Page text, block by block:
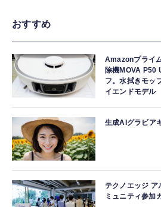
おすすめ
Amazonプライ
除機MOVA P50
フ。水拭きモッ
イエンドモデル
生成AIグラビア
テクノエッジ ア
ミュニティ参加